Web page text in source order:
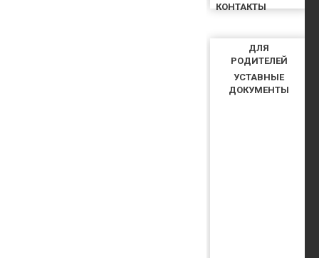
ДЛЯ
РОДИТЕЛЕЙ
УСТАВНЫЕ
ДОКУМЕНТЫ
КОНТАКТЫ